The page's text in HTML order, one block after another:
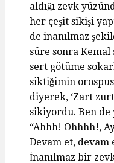
aldığı zevk
her çeşit sikişi
de inanılmaz
süre sonra Kemal
sert götüme
siktiğimin
diyerek, ‘Zart
sikiyordu. Ben de
“Ahhh! Ohhhh!,
Devam et,
İnanılmaz bir